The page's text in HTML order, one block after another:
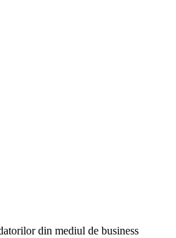
din mediul de business